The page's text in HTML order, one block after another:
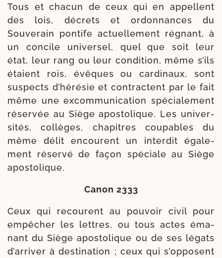
Tous et cha­cun de ceux qui en appellent
des lois, décrets et ordon­nances du
Souverain pon­tife actuel­le­ment régnant, à
un concile uni­ver­sel, quel que soit leur
état, leur rang ou leur condi­tion, même s’ils
étaient rois, évêques ou car­di­naux, sont
sus­pects d’hérésie et contractent par le fait
même une excom­mu­ni­ca­tion spé­cia­le­ment
réser­vée au Siège apos­to­lique. Les uni­ver­
si­tés, col­lèges, cha­pitres cou­pables du
même délit encourent un inter­dit éga­le­
ment réser­vé de façon spé­ciale au Siège
apostolique.
Canon 2333
Ceux qui recourent au pou­voir civil pour
empê­cher les lettres, ou tous actes éma­
nant du Siège apos­to­lique ou de ses légats
d’arriver à des­ti­na­tion ; ceux qui s’opposent